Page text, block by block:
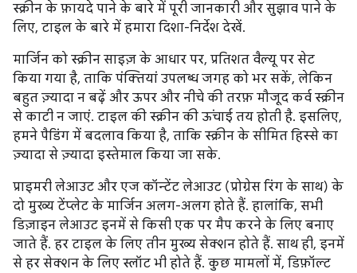
स्क्रीन के फ़ायदे पाने के बारे में पूरी जानकारी और सुझाव पाने के
लिए, टाइल के बारे में हमारा दिशा-निर्देश देखें.
मार्जिन को स्क्रीन साइज़ के आधार पर, प्रतिशत वैल्यू पर सेट
किया गया है, ताकि पंक्तियां उपलब्ध जगह को भर सकें, लेकिन
बहुत ज़्यादा न बढ़ें और ऊपर और नीचे की तरफ़ मौजूद कर्व स्क्रीन
से काटी न जाएं. टाइल की स्क्रीन की ऊंचाई तय होती है. इसलिए,
हमने पैडिंग में बदलाव किया है, ताकि स्क्रीन के सीमित हिस्से का
ज़्यादा से ज़्यादा इस्तेमाल किया जा सके.
प्राइमरी लेआउट और एज कॉन्टेंट लेआउट (प्रोग्रेस रिंग के साथ) के
दो मुख्य टेंप्लेट के मार्जिन अलग-अलग होते हैं. हालांकि, सभी
डिज़ाइन लेआउट इनमें से किसी एक पर मैप करने के लिए बनाए
जाते हैं. हर टाइल के लिए तीन मुख्य सेक्शन होते हैं. साथ ही, इनमें
से हर सेक्शन के लिए स्लॉट भी होते हैं. कुछ मामलों में, डिफ़ॉल्ट